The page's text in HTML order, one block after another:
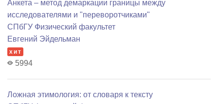
Анкета – метод демаркации границы между
исследователями и "переворотчиками"
СПбГУ Физический факультет
Евгений Эйдельман
хит
5994
Ложная этимология: от словаря к тексту